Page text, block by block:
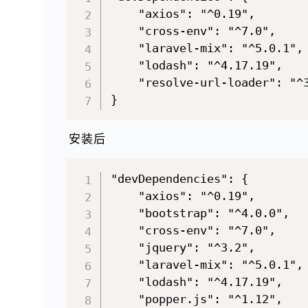
    "axios": "^0.19",
    "cross-env": "^7.0",
    "laravel-mix": "^5.0.1",
    "lodash": "^4.17.19",
"resolve-url-loader":
安装后
"devDependencies": {
    "axios": "^0.19",
    "bootstrap": "^4.0.0",
    "cross-env": "^7.0",
    "jquery": "^3.2",
    "laravel-mix": "^5.0.1",
    "lodash": "^4.17.19",
    "popper.js": "^1.12",